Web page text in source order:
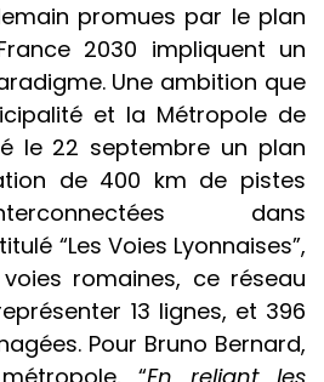
promues par le plan
2030 impliquent un
Une ambition que
et la Métropole de
le 22 septembre un plan
de 400 km de pistes
dans
“Les Voies Lyonnaises”,
romaines, ce réseau
13 lignes, et 396
Pour Bruno Bernard,